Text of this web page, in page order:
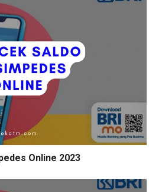
Online 2023